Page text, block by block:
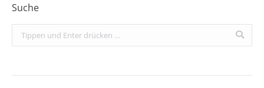
Suche
Search: